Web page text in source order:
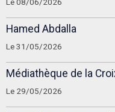
Hamed Abdalla
Le 31/05/2026
Médiathèque de la
Le 29/05/2026